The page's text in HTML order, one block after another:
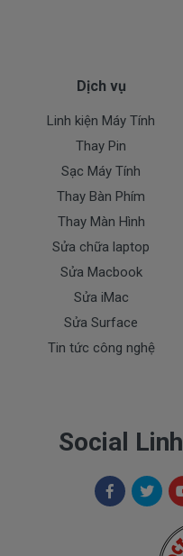
Dịch vụ
Linh kiện Máy Tính
Thay Pin
Sạc Máy Tính
Thay Bàn Phím
Thay Màn Hình
Sửa chữa laptop
Sửa Macbook
Sửa iMac
Sửa Surface
Tin tức công nghệ
Social